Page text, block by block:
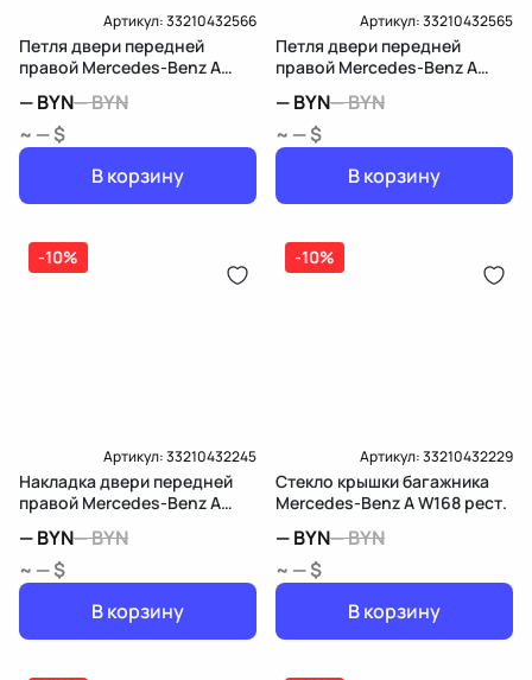
Артикул:33210432566
Петля двери передней
правой Mercedes-Benz A
—BYN—BYN
~ — $
В корзину
Артикул:33210432565
Петля двери передней
правой Mercedes-Benz A
—BYN—BYN
~ — $
В корзину
-10%
Артикул:33210432245
Накладка двери передней
правой Mercedes-Benz A
—BYN—BYN
~ — $
В корзину
-10%
Артикул:33210432229
Стекло крышки багажника
Mercedes-Benz A W168 рест.
—BYN—BYN
~ — $
В корзину